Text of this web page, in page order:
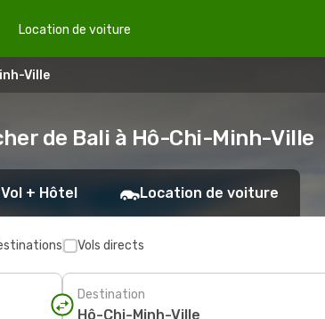
Location de voiture
Ville
de Bali à Hô-Chi-Minh-Ville
Vol + Hôtel Location de voiture
Vols directs
Destination